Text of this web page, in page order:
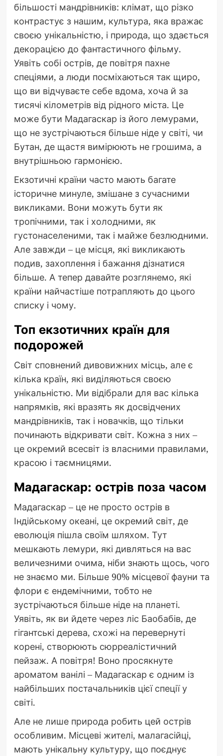
більшості мандрівників: клімат, що різко
контрастує з нашим, культура, яка вражає
своєю унікальністю, і природа, що здається
декорацією до фантастичного фільму.
Уявіть собі острів, де повітря пахне
спеціями, а люди посміхаються так щиро,
що ви відчуваєте себе вдома, хоча й за
тисячі кілометрів від рідного міста. Це
може бути Мадагаскар із його лемурами,
що не зустрічаються більше ніде у світі, чи
Бутан, де щастя вимірюють не грошима, а
внутрішньою гармонією.
Екзотичні країни часто мають багате
історичне минуле, змішане з сучасними
викликами. Вони можуть бути як
тропічними, так і холодними, як
густонаселеними, так і майже безлюдними.
Але завжди – це місця, які викликають
подив, захоплення і бажання дізнатися
більше. А тепер давайте розглянемо, які
країни найчастіше потрапляють до цього
списку і чому.
Топ екзотичних країн для
подорожей
Світ сповнений дивовижних місць, але є
кілька країн, які виділяються своєю
унікальністю. Ми відібрали для вас кілька
напрямків, які вразять як досвідчених
мандрівників, так і новачків, що тільки
починають відкривати світ. Кожна з них –
це окремий всесвіт із власними правилами,
красою і таємницями.
Мадагаскар: острів поза часом
Мадагаскар – це не просто острів в
Індійському океані, це окремий світ, де
еволюція пішла своїм шляхом. Тут
мешкають лемури, які дивляться на вас
величезними очима, ніби знають щось, чого
не знаємо ми. Більше 90% місцевої фауни та
флори є ендемічними, тобто не
зустрічаються більше ніде на планеті.
Уявіть, як ви йдете через ліс Баобабів, де
гігантські дерева, схожі на перевернуті
корені, створюють сюрреалістичний
пейзаж. А повітря! Воно просякнуте
ароматом ванілі – Мадагаскар є одним із
найбільших постачальників цієї спеції у
світі.
Але не лише природа робить цей острів
особливим. Місцеві жителі, малагасійці,
мають унікальну культуру, що поєднує